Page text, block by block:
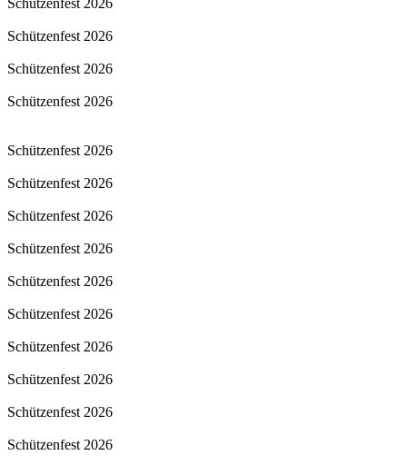
Schützenfest 2026
Schützenfest 2026
Schützenfest 2026
Schützenfest 2026
Schützenfest 2026
Schützenfest 2026
Schützenfest 2026
Schützenfest 2026
Schützenfest 2026
Schützenfest 2026
Schützenfest 2026
Schützenfest 2026
Schützenfest 2026
Schützenfest 2026